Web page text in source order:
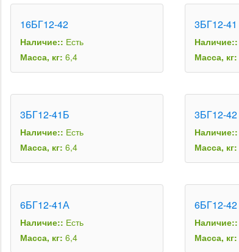
16БГ12-42
Наличие:: Есть
Масса, кг:6,4
3БГ12-41
Наличие::
Масса, кг:
3БГ12-41Б
Наличие:: Есть
Масса, кг:6,4
3БГ12-42
Наличие::
Масса, кг:
6БГ12-41А
Наличие:: Есть
Масса, кг:6,4
6БГ12-42
Наличие::
Масса, кг: